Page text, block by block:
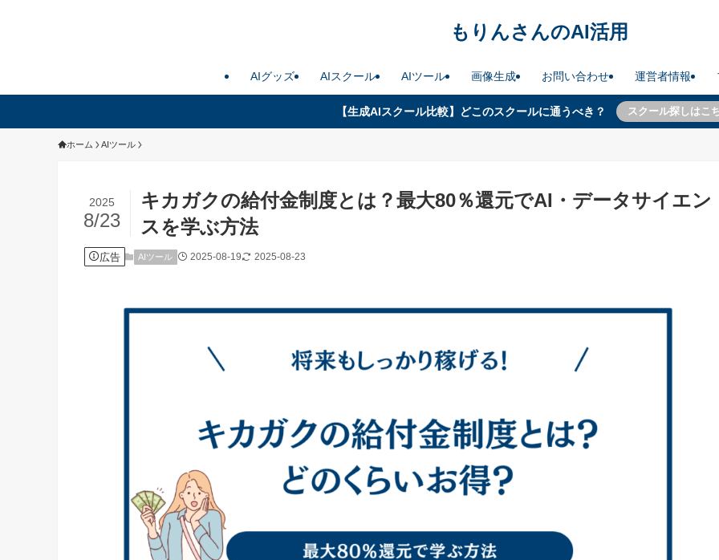
もりんさんのAI活用
AIグッズ AIスクール AIツール 画像生成 お問い合わせ 運営者情報
【生成AIスクール比較】どこのスクールに通うべき？ スクール探しはこ
ホーム AIツール
キカガクの給付金制度とは？最大80％還元でAI・データサイエン
スを学ぶ方法
2025
8/23
広告 AIツール 2025-08-19 2025-08-23